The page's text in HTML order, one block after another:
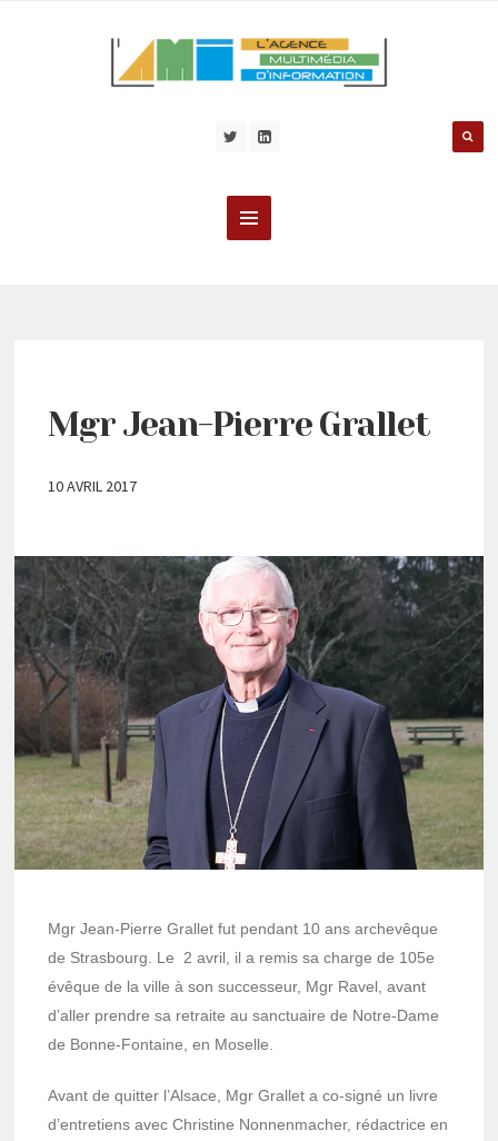
Mgr Jean-Pierre Grallet
10 AVRIL 2017
Mgr Jean-Pierre Grallet fut pendant 10 ans archevêque
de Strasbourg. Le 2 avril, il a remis sa charge de 105e
évêque de la ville à son successeur, Mgr Ravel, avant
d’aller prendre sa retraite au sanctuaire de Notre-Dame
de Bonne-Fontaine, en Moselle.
Avant de quitter l’Alsace, Mgr Grallet a co-signé un livre
d’entretiens avec Christine Nonnenmacher, rédactrice en